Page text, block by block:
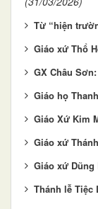
Từ “hiện
Giáo xứ Thổ
GX Châu
Giáo họ
Giáo Xứ Kim
Giáo xứ
Giáo xứ Dũng
Thánh lễ Tiệc